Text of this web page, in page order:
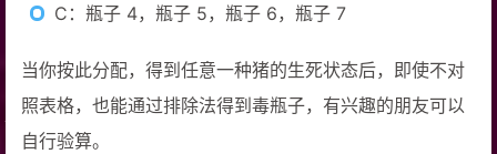
C：瓶子 4，瓶子 5，瓶子 6，瓶子 7
当你按此分配，得到任意一种猪的生死状态后，即使不对
照表格，也能通过排除法得到毒瓶子，有兴趣的朋友可以
自行验算。